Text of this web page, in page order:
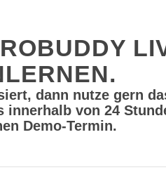
dann nutze gern
innerhalb von 24
Demo-Termin.